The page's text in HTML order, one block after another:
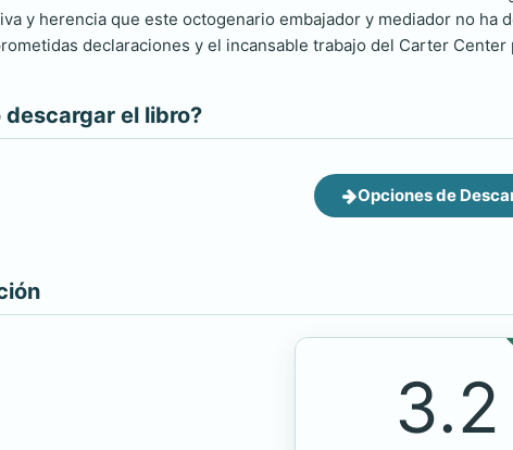
y herencia que este octogenario embajador y mediador no
declaraciones y el incansable trabajo del Carter Center
descargar el libro?
Opciones de
3.2